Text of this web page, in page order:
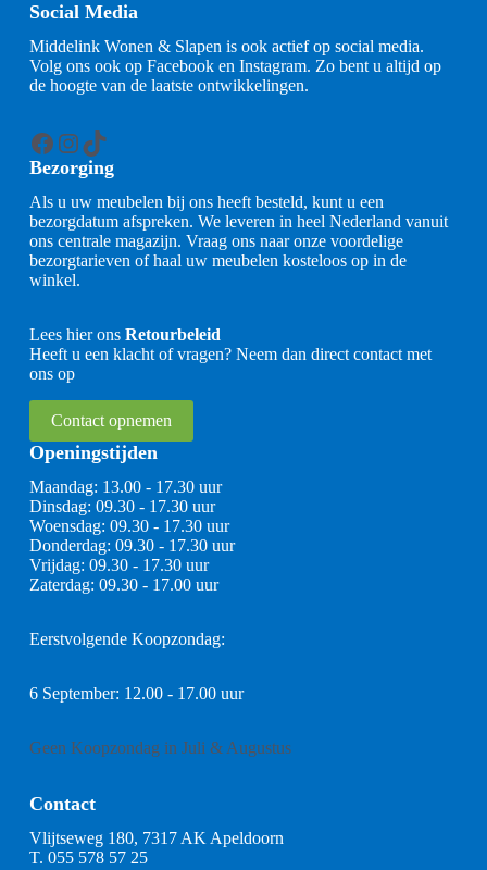
Social Media
Middelink Wonen & Slapen is ook actief op social media.
Volg ons ook op Facebook en Instagram. Zo bent u altijd op
de hoogte van de laatste ontwikkelingen.
Facebook
Instagram
TikTok
Bezorging
Als u uw meubelen bij ons heeft besteld, kunt u een
bezorgdatum afspreken. We leveren in heel Nederland vanuit
ons centrale magazijn. Vraag ons naar onze voordelige
bezorgtarieven of haal uw meubelen kosteloos op in de
winkel.
Lees hier ons Retourbeleid
Heeft u een klacht of vragen? Neem dan direct contact met
ons op
Contact opnemen
Openingstijden
Maandag: 13.00 - 17.30 uur
Dinsdag: 09.30 - 17.30 uur
Woensdag: 09.30 - 17.30 uur
Donderdag: 09.30 - 17.30 uur
Vrijdag: 09.30 - 17.30 uur
Zaterdag: 09.30 - 17.00 uur
Eerstvolgende Koopzondag:
6 September: 12.00 - 17.00 uur
Geen Koopzondag in Juli & Augustus
Contact
Vlijtseweg 180, 7317 AK Apeldoorn
T. 055 578 57 25